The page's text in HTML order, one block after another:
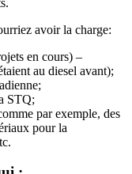
avoir la charge:
en cours) –
au diesel avant);
STQ;
par exemple, des
pour la